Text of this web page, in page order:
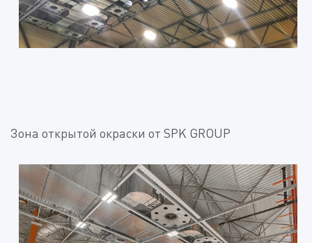
Зона открытой окраски от SPK GROUP